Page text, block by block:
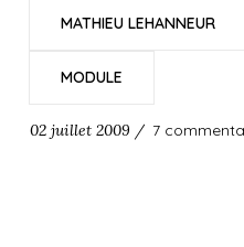
MATHIEU LEHANNEUR
MODULE
02 juillet 2009 / 7